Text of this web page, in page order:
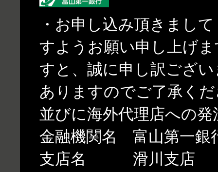
・お申し込み頂きまし
すようお願い申し上げ
すと、誠に申し訳ござ
ありますのでご了承く
並びに海外代理店への
金融機関名 富山第一銀
支店名 滑川支店